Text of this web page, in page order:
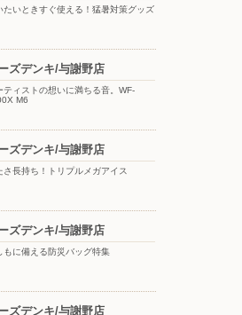
たいときすぐ使える！猛暑対策グッズ
ズデンキ/与謝野店
ティストの想いに満ちる音。WF-
M6
ズデンキ/与謝野店
さ長持ち！トリプルメガアイス
ズデンキ/与謝野店
もに備える防災バッグ特集
ズデンキ/与謝野店